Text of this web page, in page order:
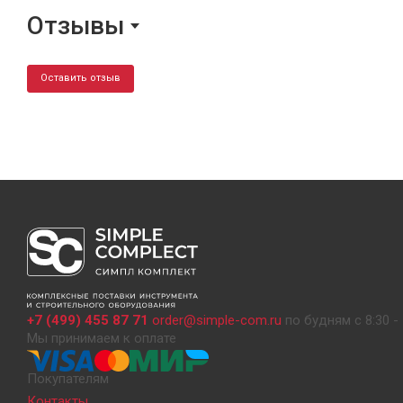
Отзывы
Оставить отзыв
+7 (499) 455 87 71 order@simple-com.ru по будням с 8:30 -
Мы принимаем к оплате
Покупателям